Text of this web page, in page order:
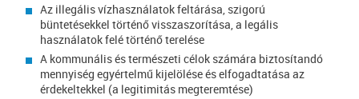
Az illegális vízhasználatok feltárása, szigorú
büntetésekkel történő visszaszorítása, a legális
használatok felé történő terelése
A kommunális és természeti célok számára biztosítandó
mennyiség egyértelmű kijelölése és elfogadtatása az
érdekeltekkel (a legitimitás megteremtése)